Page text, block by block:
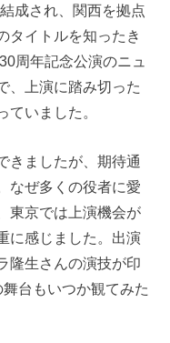
成され、関西を拠点
タイトルを知ったき
周年記念公演のニュ
、上演に踏み切った
ていました。
きましたが、期待通
なぜ多くの役者に愛
東京では上演機会が
に感じました。出演
隆生さんの演技が印
台もいつか観てみた